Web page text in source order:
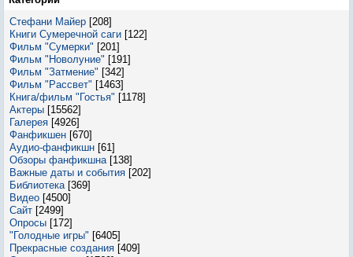
Стефани Майер [208]
Книги Сумеречной саги [122]
Фильм "Сумерки" [201]
Фильм "Новолуние" [191]
Фильм "Затмение" [342]
Фильм "Рассвет" [1463]
Книга/фильм "Гостья" [1178]
Актеры [15562]
Галерея [4926]
Фанфикшен [670]
Аудио-фанфикшн [61]
Обзоры фанфикшна [138]
Важные даты и события [202]
Библиотека [369]
Видео [4500]
Сайт [2499]
Опросы [172]
"Голодные игры" [6405]
Прекрасные создания [409]